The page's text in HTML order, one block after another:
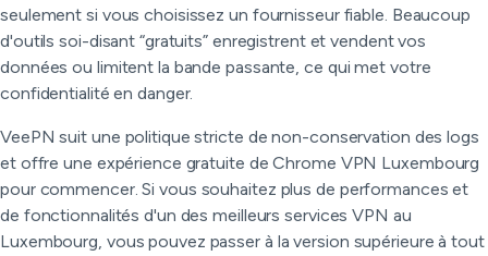
seulement si vous choisissez un fournisseur fiable. Beaucoup
d'outils soi-disant “gratuits” enregistrent et vendent vos
données ou limitent la bande passante, ce qui met votre
confidentialité en danger.
VeePN suit une politique stricte de non-conservation des logs
et offre une expérience gratuite de Chrome VPN Luxembourg
pour commencer. Si vous souhaitez plus de performances et
de fonctionnalités d'un des meilleurs services VPN au
Luxembourg, vous pouvez passer à la version supérieure à tout